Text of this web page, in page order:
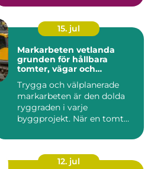
15. jul
Markarbeten vetlanda
grunden för hållbara
tomter, vägar och
Trygga och välplanerade
markarbeten är den dolda
ryggraden i varje
byggprojekt. När en tomt
12. jul